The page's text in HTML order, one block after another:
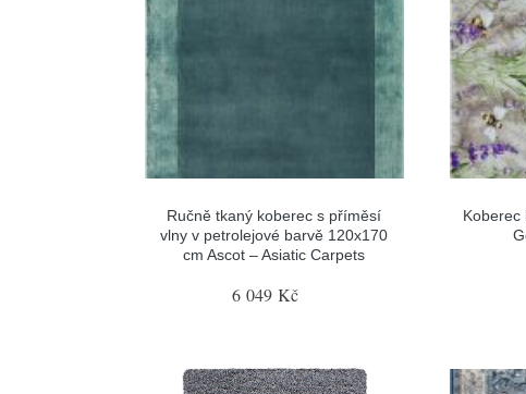
Ručně tkaný koberec s příměsí
vlny v petrolejové barvě 120x170
cm Ascot – Asiatic Carpets
6 049 Kč
Koberec